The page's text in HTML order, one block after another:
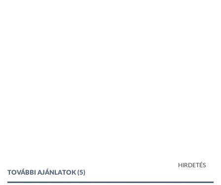
HIRDETÉS
TOVÁBBI AJÁNLATOK (5)